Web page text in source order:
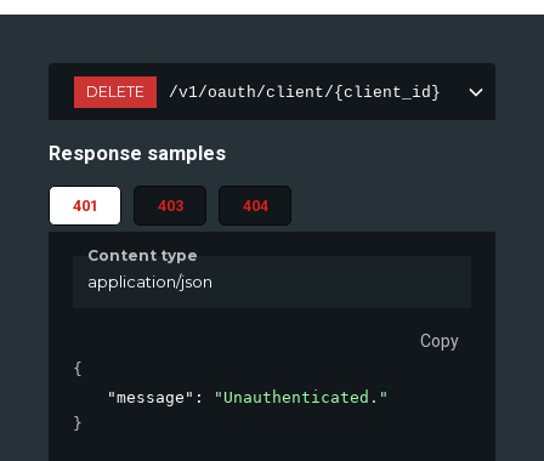
DELETE /v1/oauth/client/{client_id}
Response samples
401 403 404
Content type
application/json
Copy
{
"message" :
"Unauthenticated."
}